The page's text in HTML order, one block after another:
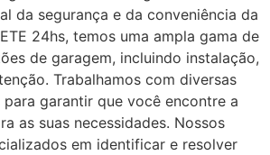
da segurança e da conveniência da
24hs, temos uma ampla gama de
de garagem, incluindo instalação,
Trabalhamos com diversas
garantir que você encontre a
as suas necessidades. Nossos
em identificar e resolver